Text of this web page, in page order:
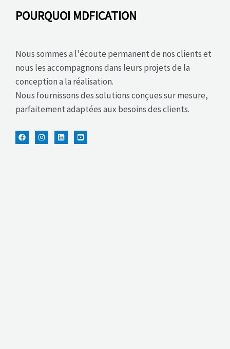
POURQUOI MDFICATION
Nous sommes a l'écoute permanent de nos clients et
nous les accompagnons dans leurs projets de la
conception a la réalisation.
Nous fournissons des solutions conçues sur mesure,
parfaitement adaptées aux besoins des clients.